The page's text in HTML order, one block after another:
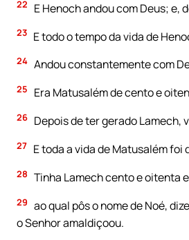
22 E Henoch andou com Deus;
23 E todo o tempo da vida de
24 Andou constantemente com
25 Era Matusalém de cento e
26 Depois de ter gerado Lamech,
27 E toda a vida de Matusalém foi
28 Tinha Lamech cento e oitenta
29 ao qual pôs o nome de Noé,
o Senhor amaldiçoou.